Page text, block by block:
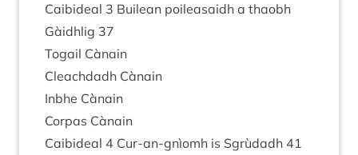
Cai­bideal 3 Builean poilea­saidh a thaobh
Gàidh­lig 37
Togail Cànain
Cleach­dadh Cànain
Inbhe Cànain
Cor­pas Cànain
Cai­bideal 4 Cur-an-gnìomh is Sgrùdadh 41